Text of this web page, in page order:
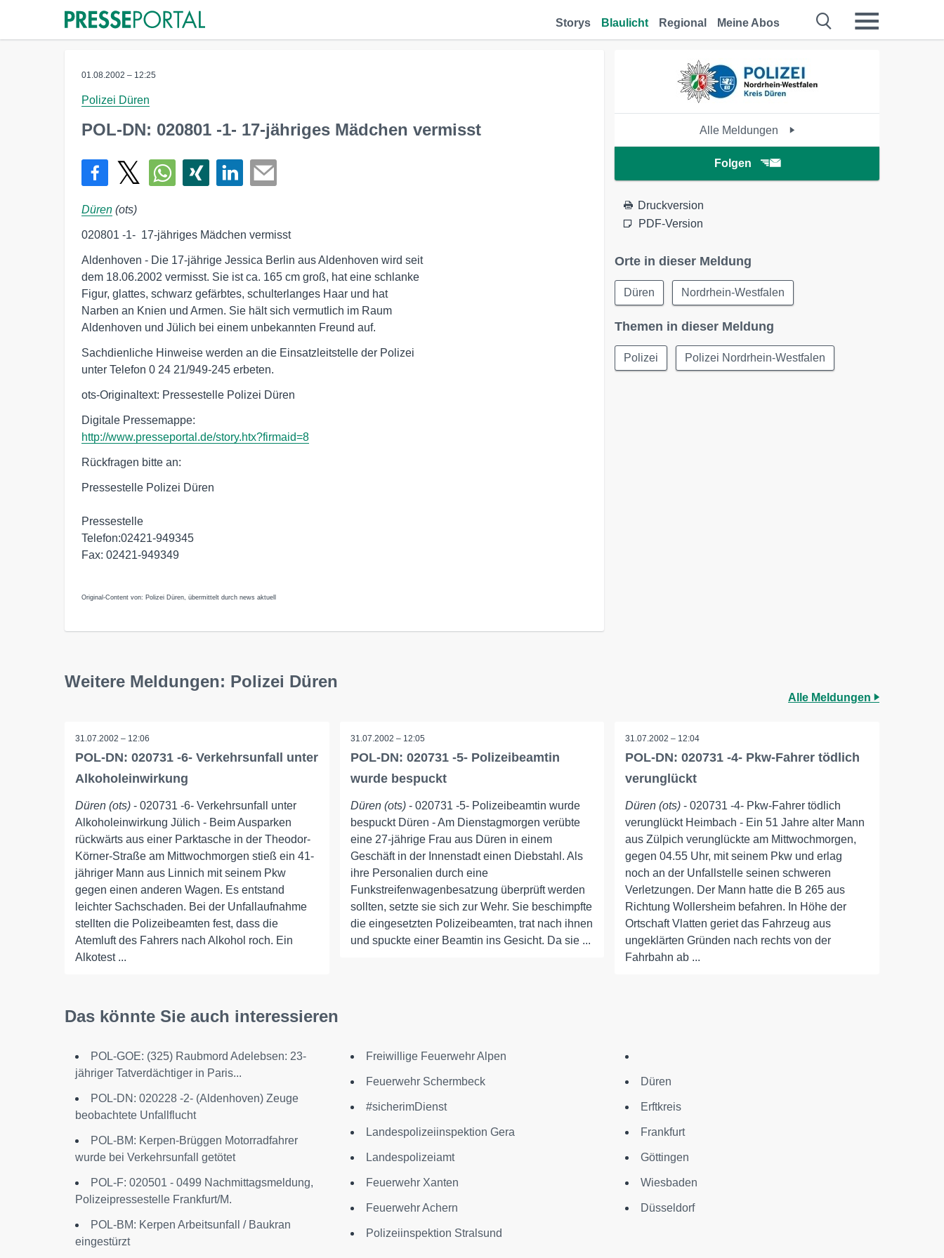
Storys Blaulicht Regional Meine Abos
01.08.2002 – 12:25
Polizei Düren
POL-DN: 020801 -1- 17-jähriges Mädchen vermisst
Düren (ots)
020801 -1-  17-jähriges Mädchen vermisst
Aldenhoven - Die 17-jährige Jessica Berlin aus Aldenhoven wird seit
dem 18.06.2002 vermisst. Sie ist ca. 165 cm groß, hat eine schlanke
Figur, glattes, schwarz gefärbtes, schulterlanges Haar und hat
Narben an Knien und Armen. Sie hält sich vermutlich im Raum
Aldenhoven und Jülich bei einem unbekannten Freund auf.
Sachdienliche Hinweise werden an die Einsatzleitstelle der Polizei
unter Telefon 0 24 21/949-245 erbeten.
ots-Originaltext: Pressestelle Polizei Düren
http://www.presseportal.de/story.htx?firmaid=8
Rückfragen bitte an:
Pressestelle Polizei Düren
Pressestelle
Telefon:02421-949345
Fax: 02421-949349
Original-Content von: Polizei Düren, übermittelt durch news aktuell
Alle Meldungen
Folgen
Druckversion
PDF-Version
Orte in dieser Meldung
Düren Nordrhein-Westfalen
Themen in dieser Meldung
Polizei Polizei Nordrhein-Westfalen
Weitere Meldungen: Polizei Düren
Alle Meldungen
31.07.2002 – 12:06
POL-DN: 020731 -6- Verkehrsunfall unter
Alkoholeinwirkung
Düren (ots) - 020731 -6- Verkehrsunfall unter
Alkoholeinwirkung Jülich - Beim Ausparken
rückwärts aus einer Parktasche in der Theodor-
Körner-Straße am Mittwochmorgen stieß ein 41-
jähriger Mann aus Linnich mit seinem Pkw
gegen einen anderen Wagen. Es entstand
leichter Sachschaden. Bei der Unfallaufnahme
stellten die Polizeibeamten fest, dass die
Atemluft des Fahrers nach Alkohol roch. Ein
Alkotest ...
31.07.2002 – 12:05
POL-DN: 020731 -5- Polizeibeamtin
wurde bespuckt
Düren (ots)- 020731 -5- Polizeibeamtin wurde
bespuckt Düren - Am Dienstagmorgen verübte
eine 27-jährige Frau aus Düren in einem
Geschäft in der Innenstadt einen Diebstahl. Als
ihre Personalien durch eine
Funkstreifenwagenbesatzung überprüft werden
sollten, setzte sie sich zur Wehr. Sie beschimpfte
die eingesetzten Polizeibeamten, trat nach ihnen
und spuckte einer Beamtin ins Gesicht. Da sie ...
31.07.2002 – 12:04
POL-DN: 020731 -4- Pkw-Fahrer tödlich
verunglückt
Düren (ots) - 020731 -4- Pkw-Fahrer tödlich
verunglückt Heimbach - Ein 51 Jahre alter Mann
aus Zülpich verunglückte am Mittwochmorgen,
gegen 04.55 Uhr, mit seinem Pkw und erlag
noch an der Unfallstelle seinen schweren
Verletzungen. Der Mann hatte die B 265 aus
Richtung Wollersheim befahren. In Höhe der
Ortschaft Vlatten geriet das Fahrzeug aus
ungeklärten Gründen nach rechts von der
Fahrbahn ab ...
Das könnte Sie auch interessieren
POL-GOE: (325) Raubmord Adelebsen: 23-
jähriger Tatverdächtiger in Paris...
POL-DN: 020228 -2- (Aldenhoven) Zeuge
beobachtete Unfallflucht
POL-BM: Kerpen-Brüggen Motorradfahrer
wurde bei Verkehrsunfall getötet
POL-F: 020501 - 0499 Nachmittagsmeldung,
Polizeipressestelle Frankfurt/M.
POL-BM: Kerpen Arbeitsunfall / Baukran
eingestürzt
Freiwillige Feuerwehr Alpen
Feuerwehr Schermbeck
#sicherimDienst
Landespolizeiinspektion Gera
Landespolizeiamt
Feuerwehr Xanten
Feuerwehr Achern
Polizeiinspektion Stralsund
Düren
Erftkreis
Frankfurt
Göttingen
Wiesbaden
Düsseldorf